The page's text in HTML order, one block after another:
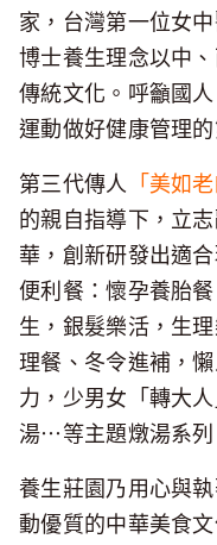
家，台灣第一位女
博士養生理念以中
傳統文化。呼籲國
運動做好健康管理的
第三代傳人 「美如老
的親自指導下，立
華，創新研發出適
便利餐：懷孕養胎
生，銀髮樂活，生
理餐、冬令進補，
力，少男女「轉大
湯⋯等主題燉湯系列
養生莊園乃用心與
動優質的中華美食